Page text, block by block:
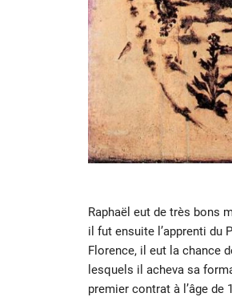
Raphaël eut de très bons
il fut ensuite l’apprenti du
Florence, il eut la chance
lesquels il acheva sa
premier contrat à l’âge de